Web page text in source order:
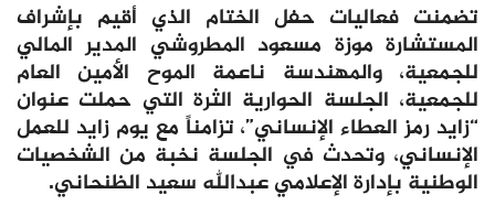
تضمنت فعاليات حفل الختام الذي أقيم بإشراف
المستشارة موزة مسعود المطروشي المدير المالي
للجمعية، والمهندسة ناعمة الموح الأمين العام
للجمعية، الجلسة الحوارية الثرة التي حملت عنوان
“زايد رمز العطاء الإنساني”، تزامناً مع يوم زايد للعمل
الإنساني، وتحدث في الجلسة نخبة من الشخصيات
الوطنية بإدارة الإعلامي عبدالله سعيد الظنحاني.